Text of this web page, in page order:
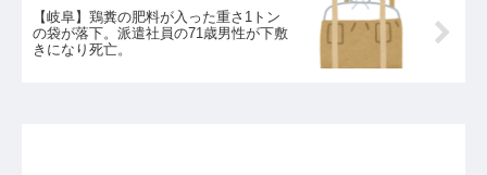
【岐阜】鶏糞の肥料が入った重さ1トン
の袋が落下。派遣社員の71歳男性が下敷
きになり死亡。